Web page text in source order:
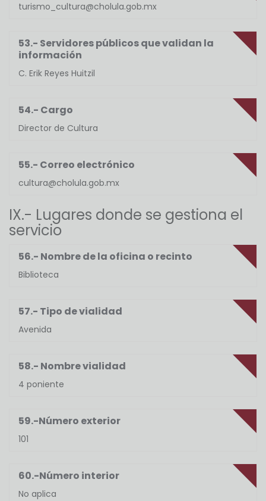
turismo_cultura@cholula.gob.mx
53.- Servidores públicos que validan la
información
C. Erik Reyes Huitzil
54.- Cargo
Director de Cultura
55.- Correo electrónico
cultura@cholula.gob.mx
IX.- Lugares donde se gestiona el
servicio
56.- Nombre de la oficina o recinto
Biblioteca
57.- Tipo de vialidad
Avenida
58.- Nombre vialidad
4 poniente
59.-Número exterior
101
60.-Número interior
No aplica